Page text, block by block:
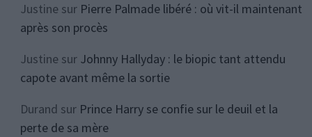
Justinesur Pierre Palmade libéré : où vit-il maintenant
après son procès
Justinesur Johnny Hallyday : le biopic tant attendu
capote avant même la sortie
Durand sur Prince Harry se confie sur le deuil et la
perte de sa mère